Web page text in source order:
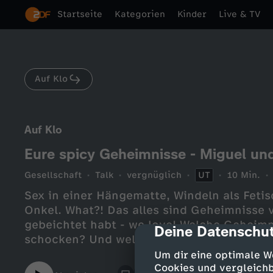
cmp-dialog-
Deine
Um dir eine optimale
Cookies und
Startseite Kategorien Kinder Live & TV
Auf Klo
Auf Klo
Eure spicy Geheimnisse - Miguel
Gesellschaft Talk vergnüglich UT 10 Min.
Sex in einer Hängematte, Windeln als
Onkel. What?! Das alles sind
gebeichtet habt - we love! Welche
schocken? Und welches Geheimnis geben
Dafür schaut in’s Video.Wir sind uns
herkommen, da gibt es noch jede Menge